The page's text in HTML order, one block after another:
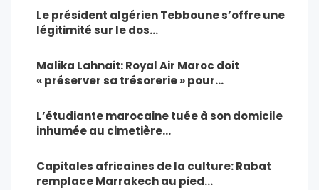
Le président algérien Tebboune s’offre une
légitimité sur le dos…
Malika Lahnait: Royal Air Maroc doit
« préserver sa trésorerie » pour…
L’étudiante marocaine tuée à son domicile
inhumée au cimetière…
Capitales africaines de la culture: Rabat
remplace Marrakech au pied…